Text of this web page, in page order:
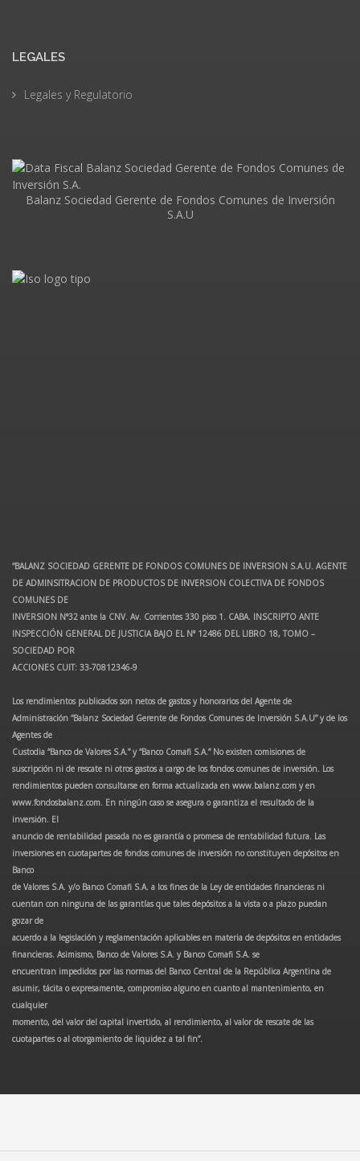
LEGALES
Legales y Regulatorio
Balanz Sociedad Gerente de Fondos Comunes de Inversión
S.A.U
“BALANZ SOCIEDAD GERENTE DE FONDOS COMUNES DE INVERSION S.A.U. AGENTE
DE ADMINSITRACION DE PRODUCTOS DE INVERSION COLECTIVA DE FONDOS
COMUNES DE
INVERSION N°32 ante la CNV. Av. Corrientes 330 piso 1. CABA. INSCRIPTO ANTE
INSPECCIÓN GENERAL DE JUSTICIA BAJO EL N° 12486 DEL LIBRO 18, TOMO –
SOCIEDAD POR
ACCIONES CUIT: 33-70812346-9
Los rendimientos publicados son netos de gastos y honorarios del Agente de
Administración “Balanz Sociedad Gerente de Fondos Comunes de Inversión S.A.U” y de los
Agentes de
Custodia “Banco de Valores S.A.” y “Banco Comafi S.A.” No existen comisiones de
suscripción ni de rescate ni otros gastos a cargo de los fondos comunes de inversión. Los
rendimientos pueden consultarse en forma actualizada en www.balanz.com y en
www.fondosbalanz.com. En ningún caso se asegura o garantiza el resultado de la
inversión. El
anuncio de rentabilidad pasada no es garantía o promesa de rentabilidad futura. Las
inversiones en cuotapartes de fondos comunes de inversión no constituyen depósitos en
Banco
de Valores S.A. y/o Banco Comafi S.A. a los fines de la Ley de entidades financieras ni
cuentan con ninguna de las garantías que tales depósitos a la vista o a plazo puedan
gozar de
acuerdo a la legislación y reglamentación aplicables en materia de depósitos en entidades
financieras. Asimismo, Banco de Valores S.A. y Banco Comafi S.A. se
encuentran impedidos por las normas del Banco Central de la República Argentina de
asumir, tácita o expresamente, compromiso alguno en cuanto al mantenimiento, en
cualquier
momento, del valor del capital invertido, al rendimiento, al valor de rescate de las
cuotapartes o al otorgamiento de liquidez a tal fin”.